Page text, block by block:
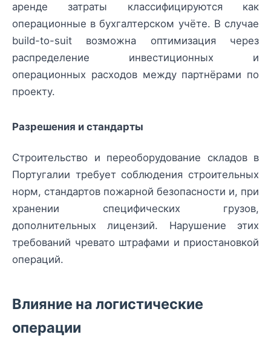
аренде затраты классифицируются как
операционные в бухгалтерском учёте. В случае
build-to-suit возможна оптимизация через
распределение инвестиционных и
операционных расходов между партнёрами по
проекту.
Разрешения и стандарты
Строительство и переоборудование складов в
Португалии требует соблюдения строительных
норм, стандартов пожарной безопасности и, при
хранении специфических грузов,
дополнительных лицензий. Нарушение этих
требований чревато штрафами и приостановкой
операций.
Влияние на логистические
операции